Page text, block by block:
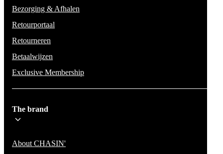
Bezorging & Afhalen
Retourportaal
Retourneren
Betaalwijzen
Exclusive Membership
The brand
About CHASIN'